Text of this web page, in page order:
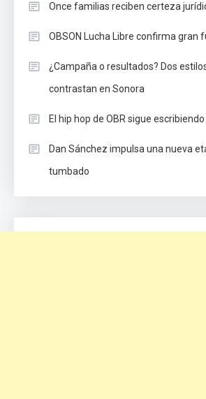
Once familias reciben certeza
OBSON Lucha Libre confirma gran
¿Campaña o resultados? Dos
contrastan en Sonora
El hip hop de OBR sigue
Dan Sánchez impulsa una nueva
tumbado